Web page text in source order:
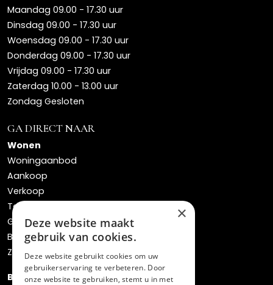
Maandag 09.00 - 17.30 uur
Dinsdag 09.00 - 17.30 uur
Woensdag 09.00 - 17.30 uur
Donderdag 09.00 - 17.30 uur
Vrijdag 09.00 - 17.30 uur
Zaterdag 10.00 - 13.00 uur
Zondag Gesloten
GA DIRECT NAAR
Wonen
Woningaanbod
Aankoop
Verkoop
Taxaties
Gratis waardebepaling
Bos verhuisservice
Zoekopdracht
Bedrijven
×
Deze website maakt
gebruik van cookies.
Deze website gebruikt cookies om uw
gebruikerservaring te verbeteren. Door
onze website te gebruiken, stemt u in met